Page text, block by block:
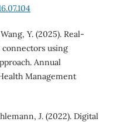
Y. (2025). Real-
using
Annual
Management
J. (2022). Digital